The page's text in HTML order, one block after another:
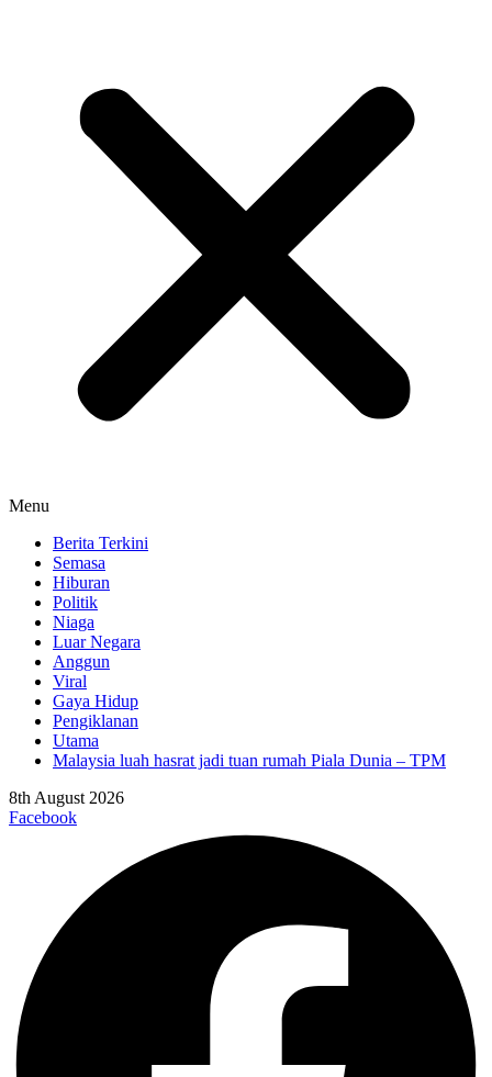
Menu
Berita Terkini
Semasa
Hiburan
Politik
Niaga
Luar Negara
Anggun
Viral
Gaya Hidup
Pengiklanan
Utama
Malaysia luah hasrat jadi tuan rumah Piala Dunia – TPM
8th August 2026
Facebook